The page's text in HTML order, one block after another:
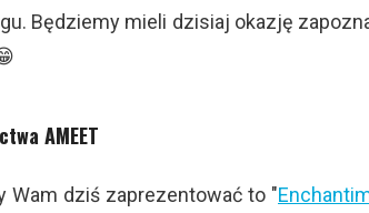
Będziemy mieli dzisiaj okazję
AMEET
Wam dziś zaprezentować to "